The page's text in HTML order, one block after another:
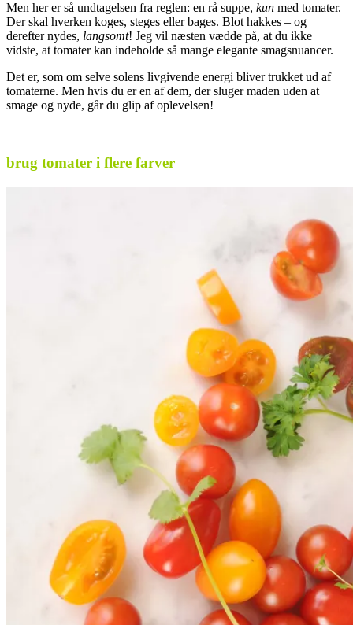
Men her er så undtagelsen fra reglen: en rå suppe, kun med tomater.
Der skal hverken koges, steges eller bages. Blot hakkes – og
derefter nydes, langsomt! Jeg vil næsten vædde på, at du ikke
vidste, at tomater kan indeholde så mange elegante smagsnuancer.
Det er, som om selve solens livgivende energi bliver trukket ud af
tomaterne. Men hvis du er en af dem, der sluger maden uden at
smage og nyde, går du glip af oplevelsen!
brug tomater i flere farver